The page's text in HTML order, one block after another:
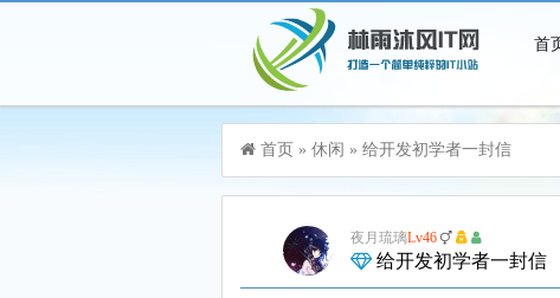
首
加入115生活VIP，立享尊贵服务
首页 » 休闲 » 给开发初学者一封信
夜月琉璃Lv46
给开发初学者一封